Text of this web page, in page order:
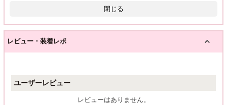
閉じる
レビュー・装着レポ
ユーザーレビュー
レビューはありません。